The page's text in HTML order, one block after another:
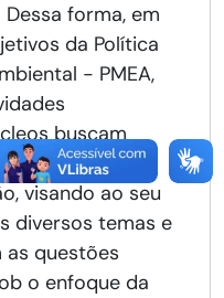
forma, em
da Política
- PMEA,
buscam
e
visando ao seu
diversos temas e
as questões
o enfoque da